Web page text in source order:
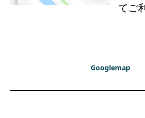
てご
Googlemap